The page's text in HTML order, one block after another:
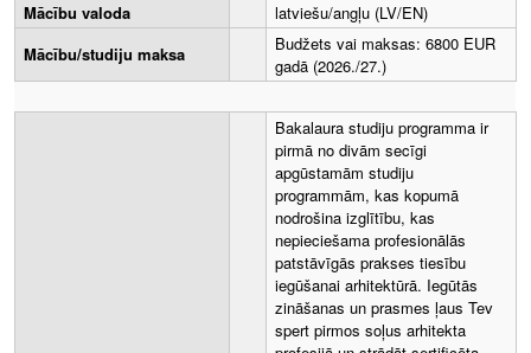
Mācību valoda
latviešu/angļu (LV/EN)
Mācību/studiju maksa
Budžets vai maksas: 6800 EUR
gadā (2026./27.)
Bakalaura studiju programma ir
pirmā no divām secīgi
apgūstamām studiju
programmām, kas kopumā
nodrošina izglītību, kas
nepieciešama profesionālās
patstāvīgās prakses tiesību
iegūšanai arhitektūrā. Iegūtās
zināšanas un prasmes ļaus Tev
spert pirmos soļus arhitekta